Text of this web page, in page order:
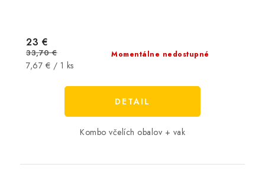
Momentálne nedostupné
23 €
33,70 €
Jednotková
7,67 € / 1 ks
DETAIL
Kombo včelích obalov + vak